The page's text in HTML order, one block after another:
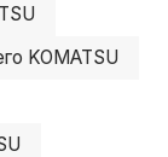
KOMATSU